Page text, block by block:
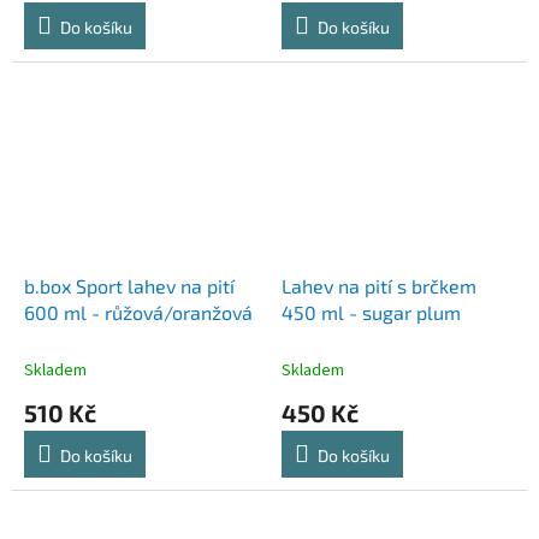
Do košíku Do košíku
b.box Sport lahev na pití
600 ml - růžová/oranžová
Skladem
510 Kč
Do košíku
Lahev na pití s brčkem
450 ml - sugar plum
Skladem
450 Kč
Do košíku